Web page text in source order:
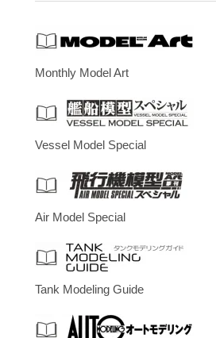
Monthly Model Art
Vessel Model Special
Air Model Special
Tank Modeling Guide